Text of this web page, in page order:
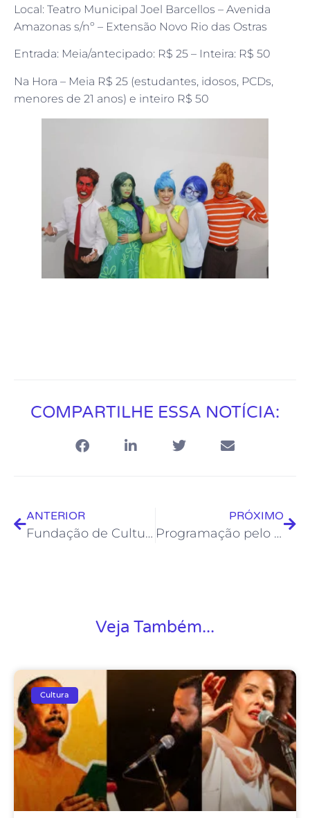
Local: Teatro Municipal Joel Barcellos – Avenida
Amazonas s/nº – Extensão Novo Rio das Ostras
Entrada: Meia/antecipado: R$ 25 – Inteira: R$ 50
Na Hora – Meia R$ 25 (estudantes, idosos, PCDs,
menores de 21 anos) e inteiro R$ 50
COMPARTILHE ESSA NOTÍCIA:
ANTERIOR
Fundação de Cultura lança novo espaço para Feira de produtos artesanais
PRÓXIMO
Programação pelo aniversário de Rio das Ostras é celebrada com cultura e história
Veja Também...
Cultura